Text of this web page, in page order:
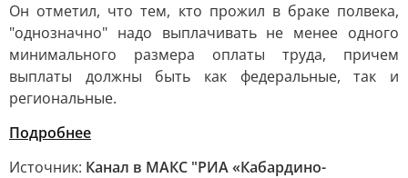
Он отметил, что тем, кто прожил в браке полвека,
"однозначно" надо выплачивать не менее одного
минимального размера оплаты труда, причем
выплаты должны быть как федеральные, так и
региональные.
Подробнее
Источник: Канал в МАКС "РИА «Кабардино-